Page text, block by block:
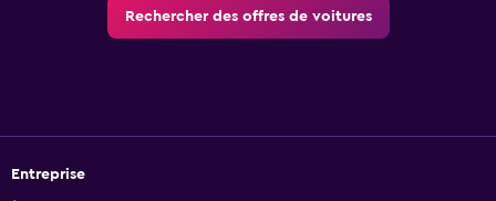
Rechercher des offres de voitures
Entreprise